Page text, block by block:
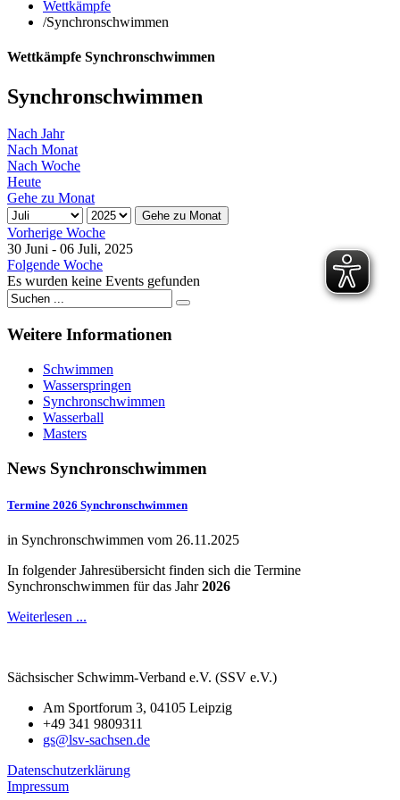
Wettkämpfe
/Synchronschwimmen
Wettkämpfe Synchronschwimmen
Synchronschwimmen
Nach Jahr
Nach Monat
Nach Woche
Heute
Gehe zu Monat
Gehe zu Monat
Vorherige Woche
30 Juni - 06 Juli, 2025
Folgende Woche
Es wurden keine Events gefunden
Weitere Informationen
Schwimmen
Wasserspringen
Synchronschwimmen
Wasserball
Masters
News Synchronschwimmen
Termine 2026 Synchronschwimmen
in Synchronschwimmen vom 26.11.2025
In folgender Jahresübersicht finden sich die Termine
Synchronschwimmen für das Jahr2026
Weiterlesen ...
Sächsischer Schwimm-Verband e.V. (SSV e.V.)
Am Sportforum 3, 04105 Leipzig
+49 341 9809311
gs@lsv-sachsen.de
Datenschutzerklärung
Impressum